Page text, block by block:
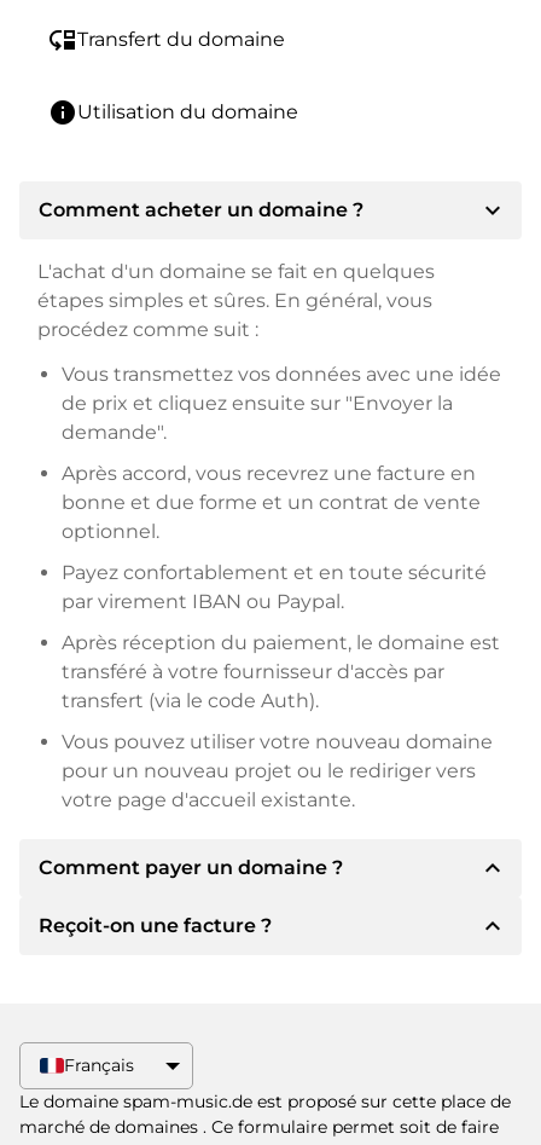
move_downTransfert du domaine
infoUtilisation du domaine
Comment acheter un domaine ? expand_more
L'achat d'un domaine se fait en quelques
étapes simples et sûres. En général, vous
procédez comme suit :
Vous transmettez vos données avec une idée
de prix et cliquez ensuite sur "Envoyer la
demande".
Après accord, vous recevrez une facture en
bonne et due forme et un contrat de vente
optionnel.
Payez confortablement et en toute sécurité
par virement IBAN ou Paypal.
Après réception du paiement, le domaine est
transféré à votre fournisseur d'accès par
transfert (via le code Auth).
Vous pouvez utiliser votre nouveau domaine
pour un nouveau projet ou le rediriger vers
votre page d'accueil existante.
Comment payer un domaine ? expand_less
Après un accord, le titulaire vous
proposera Paypal ou d'autres méthodes de
paiement.
Veuillez toujours mentionner le nom de
Reçoit-on une facture ? expand_less
élevé, vous recevrez également un contrat de
vente supplémentaire si vous le souhaitez.
Français
Le domaine spam-music.de est proposé sur cette place de
marché de domaines . Ce formulaire permet soit de faire